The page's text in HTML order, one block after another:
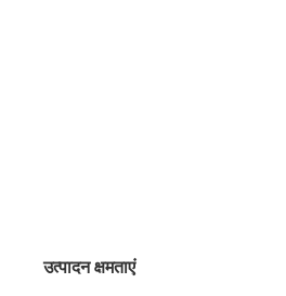
उत्पादन क्षमताएं